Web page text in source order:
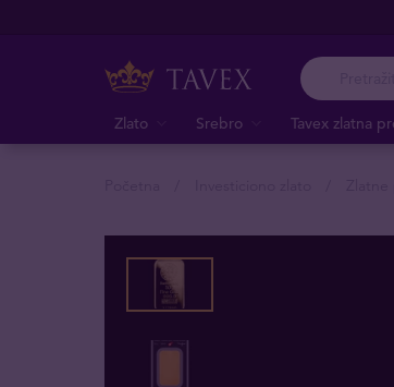
Zlato Srebro Tavex zlatna